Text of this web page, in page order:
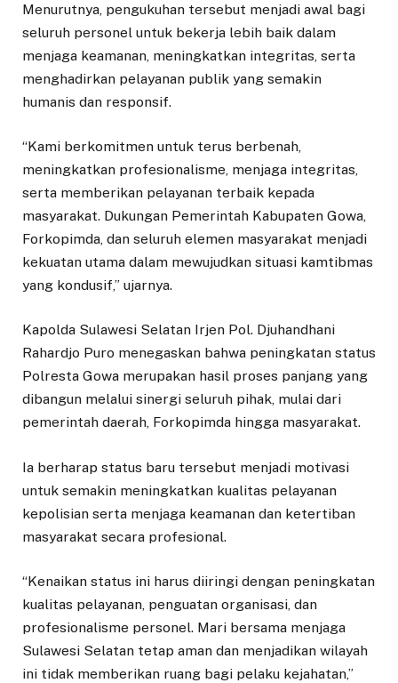
Menurutnya, pengukuhan tersebut menjadi awal bagi
seluruh personel untuk bekerja lebih baik dalam
menjaga keamanan, meningkatkan integritas, serta
menghadirkan pelayanan publik yang semakin
humanis dan responsif.
“Kami berkomitmen untuk terus berbenah,
meningkatkan profesionalisme, menjaga integritas,
serta memberikan pelayanan terbaik kepada
masyarakat. Dukungan Pemerintah Kabupaten Gowa,
Forkopimda, dan seluruh elemen masyarakat menjadi
kekuatan utama dalam mewujudkan situasi kamtibmas
yang kondusif,” ujarnya.
Kapolda Sulawesi Selatan Irjen Pol. Djuhandhani
Rahardjo Puro menegaskan bahwa peningkatan status
Polresta Gowa merupakan hasil proses panjang yang
dibangun melalui sinergi seluruh pihak, mulai dari
pemerintah daerah, Forkopimda hingga masyarakat.
Ia berharap status baru tersebut menjadi motivasi
untuk semakin meningkatkan kualitas pelayanan
kepolisian serta menjaga keamanan dan ketertiban
masyarakat secara profesional.
“Kenaikan status ini harus diiringi dengan peningkatan
kualitas pelayanan, penguatan organisasi, dan
profesionalisme personel. Mari bersama menjaga
Sulawesi Selatan tetap aman dan menjadikan wilayah
ini tidak memberikan ruang bagi pelaku kejahatan,”